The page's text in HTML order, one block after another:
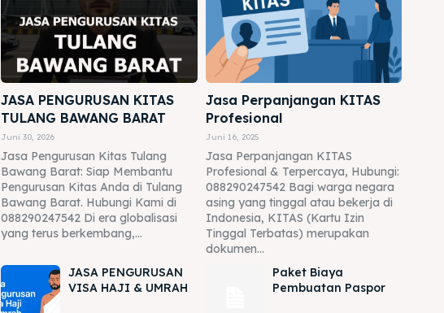
JASA PENGURUSAN KITAS
TULANG BAWANG BARAT
Juni 30, 2026
Jasa Pengurusan Kitas Tulang
Bawang Barat: Siap Membantu
Pengurusan Kitas Anda di Tulang
Bawang Barat. Hubungi Kami di
088290247542 Di era globalisasi
yang terus berkembang,...
Jasa Perpanjangan KITAS
Profesional
Juni 16, 2025
Jasa Perpanjangan KITAS
Profesional & Terpercaya, Hubungi:
088290247542 Bagi warga negara
asing yang tinggal atau bekerja di
Indonesia, KITAS (Kartu Izin
Tinggal Terbatas) merupakan
dokumen...
JASA PENGURUSAN
VISA HAJI & UMRAH
Paket Biaya
Pembuatan Paspor